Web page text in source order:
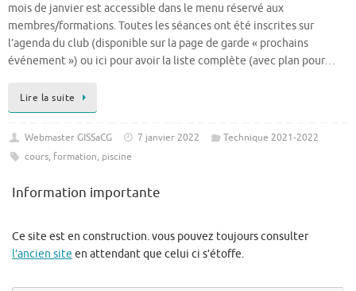
mois de janvier est accessible dans le menu réservé aux
membres/formations. Toutes les séances ont été inscrites sur
l’agenda du club (disponible sur la page de garde « prochains
événement ») ou ici pour avoir la liste complète (avec plan pour…
Lire la suite
Webmaster GISSaCG 7 janvier 2022
Technique 2021-2022
cours, formation, piscine
Information importante
Ce site est en construction. vous pouvez toujours consulter
l’ancien site en attendant que celui ci s’étoffe.